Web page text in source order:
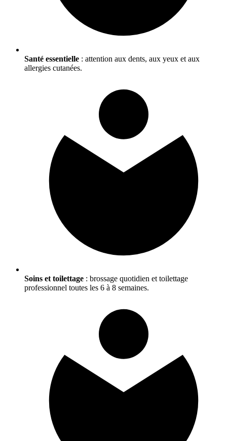
Santé essentielle : attention aux dents, aux yeux et aux
allergies cutanées.
Soins et toilettage : brossage quotidien et toilettage
professionnel toutes les 6 à 8 semaines.